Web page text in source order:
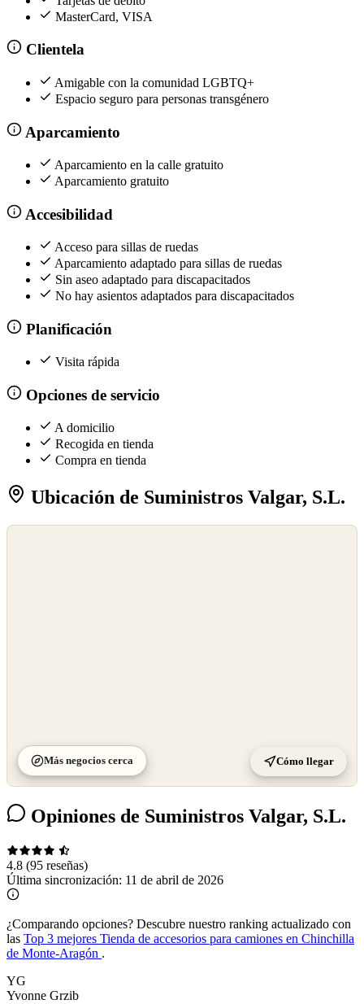
MasterCard, VISA
Clientela
Amigable con la comunidad LGBTQ+
Espacio seguro para personas transgénero
Aparcamiento
Aparcamiento en la calle gratuito
Aparcamiento gratuito
Accesibilidad
Acceso para sillas de ruedas
Aparcamiento adaptado para sillas de ruedas
Sin aseo adaptado para discapacitados
No hay asientos adaptados para discapacitados
Planificación
Visita rápida
Opciones de servicio
A domicilio
Recogida en tienda
Compra en tienda
Ubicación de Suministros Valgar, S.L.
Más negocios cerca Cómo llegar
Opiniones de Suministros Valgar, S.L.
4.8 (95 reseñas)
Última sincronización: 11 de abril de 2026
¿Comparando opciones? Descubre nuestro ranking actualizado con
las Top 3 mejores Tienda de accesorios para camiones en Chinchilla
de Monte-Aragón .
YG
Yvonne Grzib